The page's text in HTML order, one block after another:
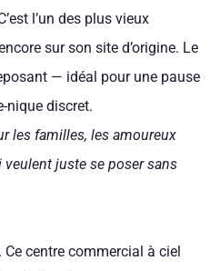
l’un des plus vieux
sur son site d’origine. Le
— idéal pour une pause
nique discret.
les familles, les amoureux
veulent juste se poser sans
centre commercial à ciel